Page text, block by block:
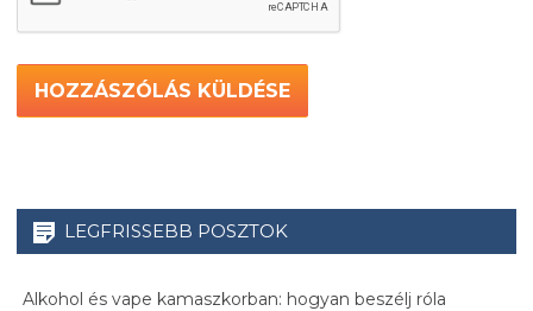
LEGFRISSEBB POSZTOK
Alkohol és vape kamaszkorban: hogyan beszélj róla